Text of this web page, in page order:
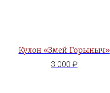
Кулон «Змей Горыныч»
3 000 ₽